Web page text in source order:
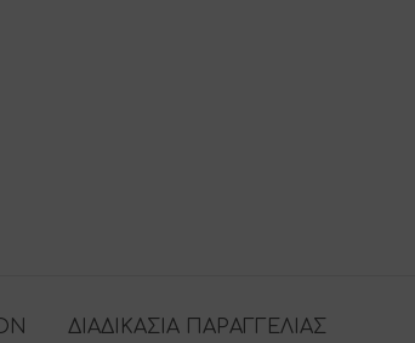
ΔΙΑΔΙΚΑΣΙΑ ΠΑΡΑΓΓΕΛΙΑΣ